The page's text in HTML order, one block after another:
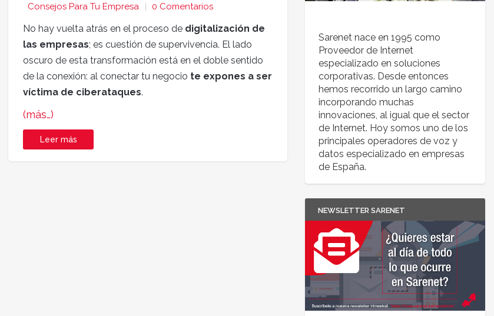
Consejos Para Tu Empresa
0 Comentarios
No hay vuelta atrás en el proceso de digitalización de
las empresas; es cuestión de supervivencia. El lado
oscuro de esta transformación está en el doble sentido
de la conexión: al conectar tu negocio te expones a ser
víctima de ciberataques.
(más…)
Leer más
Sarenet nace en 1995 como
Proveedor de Internet
especializado en soluciones
corporativas. Desde entonces
hemos recorrido un largo camino
incorporando muchas
innovaciones, al igual que el sector
de Internet. Hoy somos uno de los
principales operadores de voz y
datos especializado en empresas
de España.
NEWSLETTER SARENET